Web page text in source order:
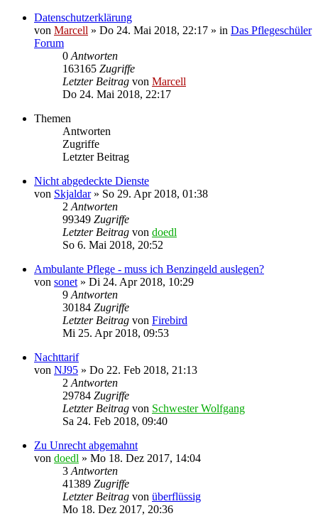
Datenschutzerklärung
von Marcell » Do 24. Mai 2018, 22:17 » in Das Pflegeschüler
Forum
0 Antworten
163165 Zugriffe
Letzter Beitrag von Marcell
Do 24. Mai 2018, 22:17
Themen
Antworten
Zugriffe
Letzter Beitrag
Nicht abgedeckte Dienste
von Skjaldar» So 29. Apr 2018, 01:38
2 Antworten
99349 Zugriffe
Letzter Beitrag von doedl
So 6. Mai 2018, 20:52
Ambulante Pflege - muss ich Benzingeld auslegen?
von sonet » Di 24. Apr 2018, 10:29
9 Antworten
30184 Zugriffe
Letzter Beitrag von Firebird
Mi 25. Apr 2018, 09:53
Nachttarif
von NJ95 » Do 22. Feb 2018, 21:13
2 Antworten
29784 Zugriffe
Letzter Beitrag von Schwester Wolfgang
Sa 24. Feb 2018, 09:40
Zu Unrecht abgemahnt
von doedl » Mo 18. Dez 2017, 14:04
3 Antworten
41389 Zugriffe
Letzter Beitrag von überflüssig
Mo 18. Dez 2017, 20:36